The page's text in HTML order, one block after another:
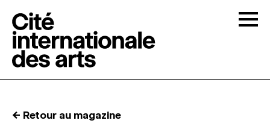
← Retour au magazine